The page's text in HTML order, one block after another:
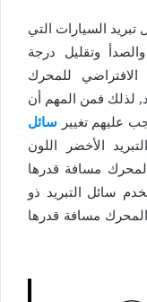
تبريد السيارات التي
وتقليل درجة
للمحرك
لذلك فمن المهم أن
عليهم تغيير سائل
الأخضر اللون
مسافة قدرها
سائل التبريد ذو
مسافة قدرها